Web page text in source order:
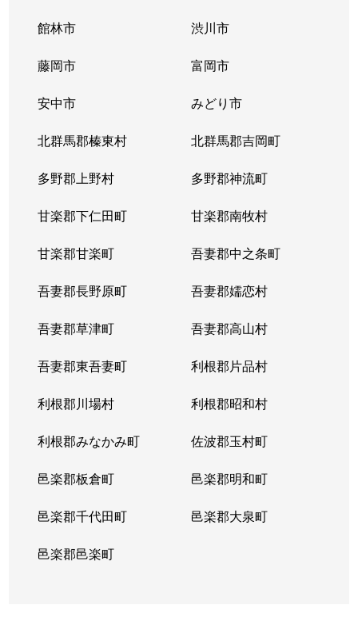
館林市 渋川市
藤岡市 富岡市
安中市 みどり市
北群馬郡榛東村 北群馬郡吉岡町
多野郡上野村 多野郡神流町
甘楽郡下仁田町 甘楽郡南牧村
甘楽郡甘楽町 吾妻郡中之条町
吾妻郡長野原町 吾妻郡嬬恋村
吾妻郡草津町 吾妻郡高山村
吾妻郡東吾妻町 利根郡片品村
利根郡川場村 利根郡昭和村
利根郡みなかみ町 佐波郡玉村町
邑楽郡板倉町 邑楽郡明和町
邑楽郡千代田町 邑楽郡大泉町
邑楽郡邑楽町